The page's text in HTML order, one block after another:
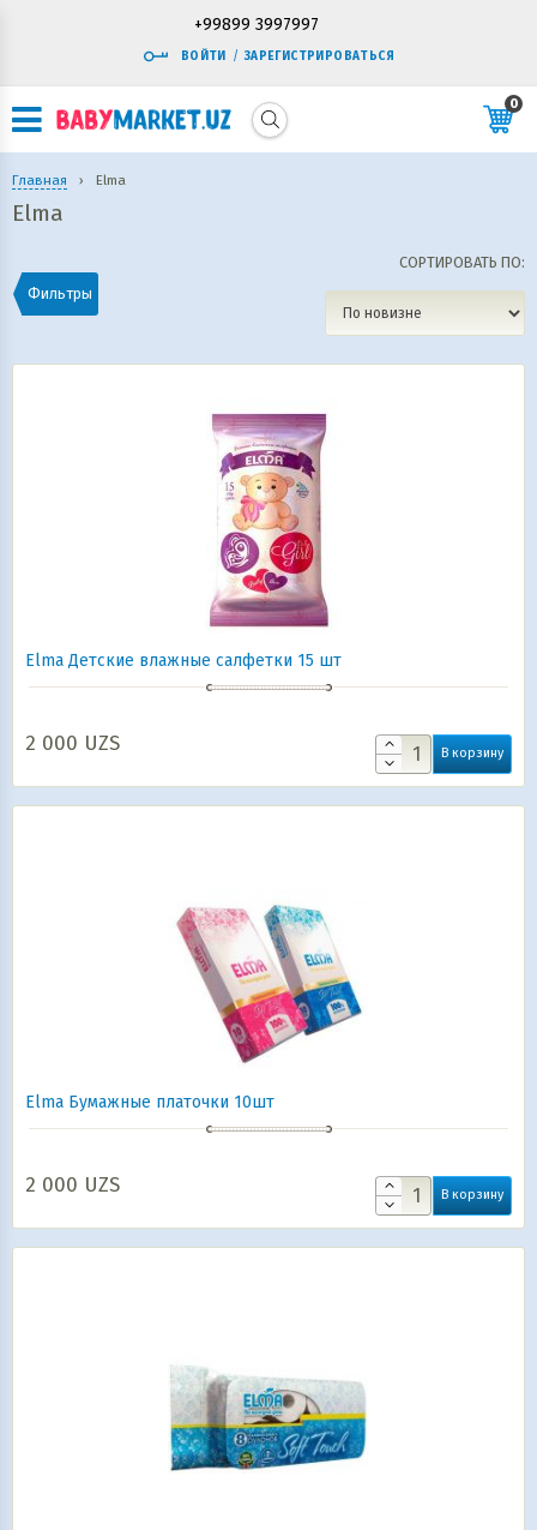
+99899 3997997
ВОЙТИ / ЗАРЕГИСТРИРОВАТЬСЯ
0
Главная › Elma
Elma
Фильтры
СОРТИРОВАТЬ ПО:
Elma Детские влажные салфетки 15 шт
2 000 UZS В корзину
Elma Бумажные платочки 10шт
2 000 UZS В корзину